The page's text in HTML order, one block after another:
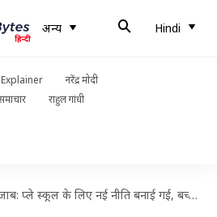
अन्य Hindi
नरेंद्र मोदी
राहुल गांधी
प्ले स्कूल के लिए नई नीति बनाई गई, बच्चों के बौद्धिक-शारीरिक विकास पर ध्यान